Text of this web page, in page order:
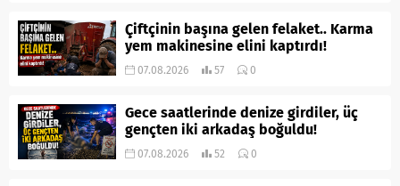
Çiftçinin başına gelen felaket.. Karma
yem makinesine elini kaptırdı!
07.08.2026 57 0
Gece saatlerinde denize girdiler, üç
gençten iki arkadaş boğuldu!
07.08.2026 52 0